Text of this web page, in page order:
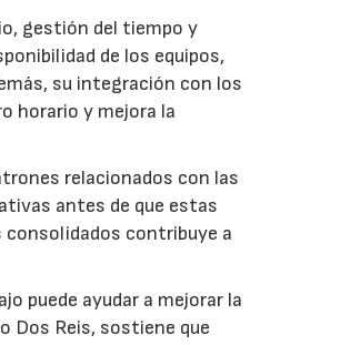
gestión del tiempo y
de los equipos,
su integración con los
horario y mejora la
relacionados con las
antes de que estas
consolidados contribuye a
puede ayudar a mejorar la
Dos Reis, sostiene que